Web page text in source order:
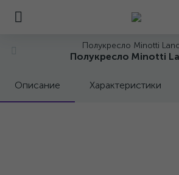
Полукресло Minotti
Полукресло Minotti
Описание Характеристики